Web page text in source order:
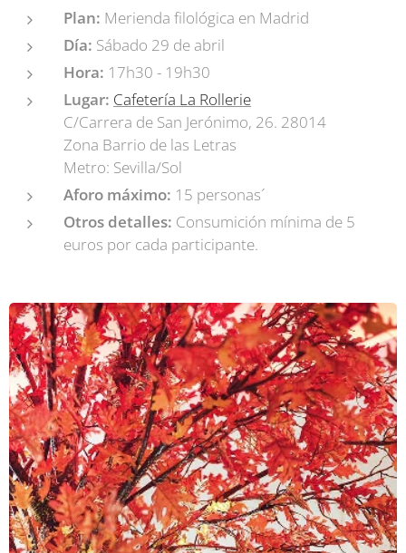
Plan: Merienda filológica en Madrid
Día: Sábado 29 de abril
Hora: 17h30 - 19h30
Lugar: Cafetería La Rollerie
C/Carrera de San Jerónimo, 26. 28014
Zona Barrio de las Letras
Metro: Sevilla/Sol
Aforo máximo: 15 personas´
Otros detalles: Consumición mínima de 5
euros por cada participante.